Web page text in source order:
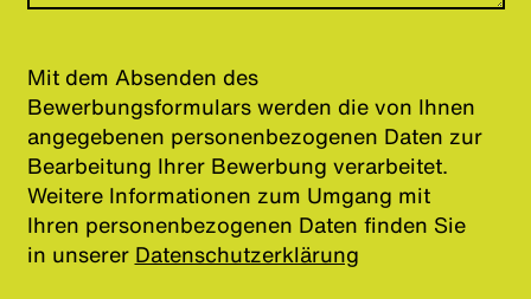
Mit dem Absenden des
Bewerbungsformulars werden die von Ihnen
angegebenen personenbezogenen Daten zur
Bearbeitung Ihrer Bewerbung verarbeitet.
Weitere Informationen zum Umgang mit
Ihren personenbezogenen Daten finden Sie
in unserer Datenschutzerklärung